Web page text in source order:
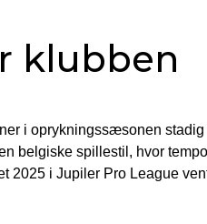
klubben
i oprykningssæsonen
belgiske spillestil, hvor
2025 i Jupiler Pro League